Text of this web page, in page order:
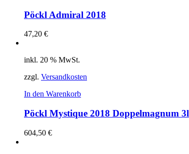
Pöckl Admiral 2018
47,20 €
inkl. 20 % MwSt.
zzgl. Versandkosten
In den Warenkorb
Pöckl Mystique 2018 Doppelmagnum 3l
604,50 €